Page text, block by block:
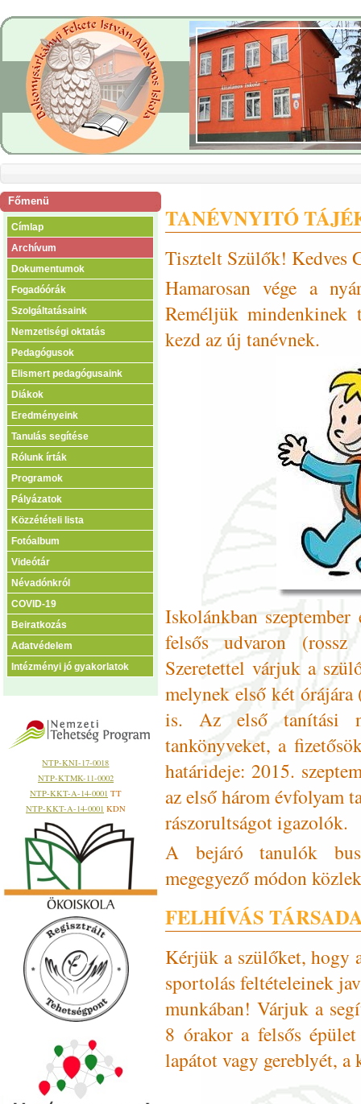
Főmenü
Címlap
Archívum
Dokumentumok
Fogadóórák
Szolgáltatásaink
Nemzetiségi oktatás
Pedagógusok
Elismert pedagógusaink
Diákok
Eredményeink
Tanulás segítése
Rólunk írták
Programok
Pályázatok
Közzétételi lista
Fotóalbum
Videótár
Névadónkról
COVID-19
Beiratkozás
Adatvédelem
Intézményi jó gyakorlatok
NTP-KNI-17-0018
NTP-KTMK-11-0002
NTP-KKT-A-14-0001 TT
NTP-KKT-A-14-0001 KDN
TANÉVNYITÓ
Tisztelt Szülők! Kedves
Hamarosan vége a
Reméljük mindenkinek
kezd az új tanévnek.
Iskolánkban
felsős udvaron (rossz
Szeretettel várjuk a
melynek első két
is. Az első tanítási
tankönyveket, a
határideje: 2015.
az első három évfolyam
rászorultságot igazolók.
A bejáró tanulók
megegyező módon
FELHÍVÁS
Kérjük a szülőket, hogy
sportolás feltételeinek
munkában! Várjuk a
8 órakor a felsős
lapátot vagy gereblyét,